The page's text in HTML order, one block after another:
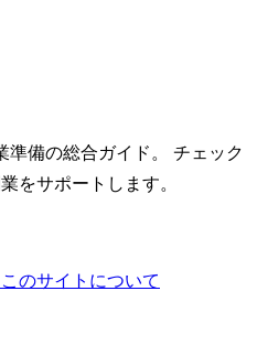
準備の総合ガイド。 チェック
をサポートします。
このサイトについて